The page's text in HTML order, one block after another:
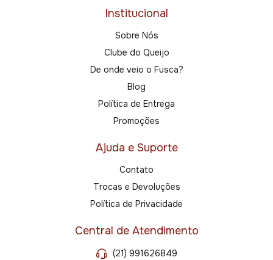
Institucional
Sobre Nós
Clube do Queijo
De onde veio o Fusca?
Blog
Política de Entrega
Promoções
Ajuda e Suporte
Contato
Trocas e Devoluções
Política de Privacidade
Central de Atendimento
(21) 991626849